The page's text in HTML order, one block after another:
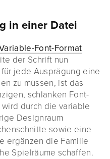
in einer Datei
Font-Format
der Schrift nun
jede Ausprägung eine
zu müssen, ist das
schlanken Font-
durch die variable
Designraum
sowie eine
ergänzen die Familie
Spielräume schaffen.